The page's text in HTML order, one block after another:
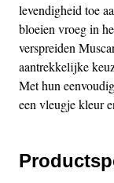
levendigheid toe
bloeien vroeg in
verspreiden
aantrekkelijke
Met hun
een vleugje kleur